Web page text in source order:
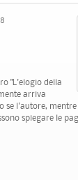
"L'elogio della
arriva
se l'autore,
spiegare le